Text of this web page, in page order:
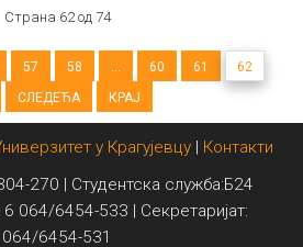
Страна 62 од 74
57 58 60 61
62
СЛЕДЕЋА КРАЈ
у Крагујевцу| Контакти
270 | Студентска служба:Б24
064/6454-533 | Секретаријат:
064/6454-531